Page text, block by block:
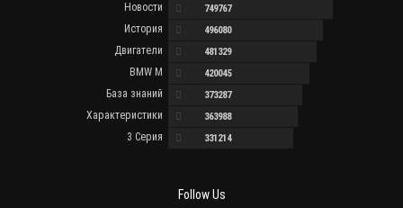
Новости 749767
История 496080
Двигатели 481329
BMW M 420045
База знаний 373287
Характеристики 363988
3 Серия 331214
Follow Us